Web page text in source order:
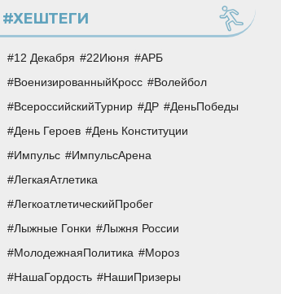
#ХЕШТЕГИ
12 Декабря 22Июня
АРБ
ВоенизированныйКросс
Волейбол
ВсероссийскийТурнир
ДР
ДеньПобеды
День Героев
День Конституции
Импульс
ИмпульсАрена
ЛегкаяАтлетика
ЛегкоатлетическийПробег
Лыжные Гонки
Лыжня России
МолодежнаяПолитика
Мороз
НашаГордость
НашиПризеры